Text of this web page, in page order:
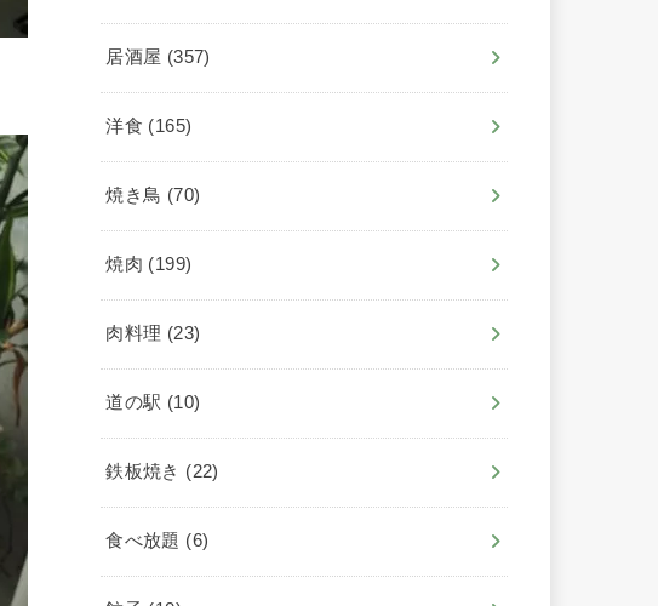
居酒屋 (357)
洋食 (165)
焼き鳥 (70)
焼肉 (199)
肉料理 (23)
道の駅 (10)
鉄板焼き (22)
食べ放題 (6)